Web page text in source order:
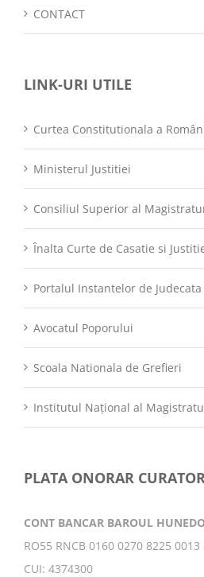
CONTACT
LINK-URI UTILE
Curtea Constitutionala a
Ministerul Justitiei
Consiliul Superior al
Înalta Curte de Casatie si
Portalul Instantelor de Judecata
Avocatul Poporului
Scoala Nationala de Grefieri
Institutul Național al
PLATA ONORAR
CONT BANCAR BAROUL
RO55 RNCB 0160 0270 8225 0013
CUI: 4374300